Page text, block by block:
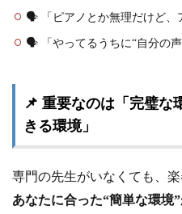
🗣️ 「ピアノとか無理だけど、
🗣️ 「やってるうちに“自分の声
📌 重要なのは「完璧な
きる環境」
専門の先生がいなくても、楽
あなたに合った“簡単な環境